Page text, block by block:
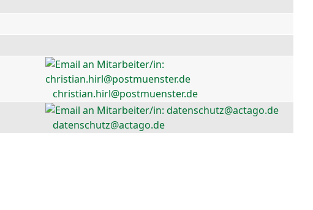
christian.hirl@postmuenster.de
datenschutz@actago.de